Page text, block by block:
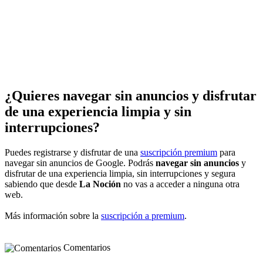
¿Quieres navegar sin anuncios y disfrutar
de una experiencia limpia y sin
interrupciones?
Puedes registrarse y disfrutar de una suscripción premium para
navegar sin anuncios de Google. Podrás navegar sin anuncios y
disfrutar de una experiencia limpia, sin interrupciones y segura
sabiendo que desde La Noción no vas a acceder a ninguna otra
web.
Más información sobre la suscripción a premium.
Comentarios